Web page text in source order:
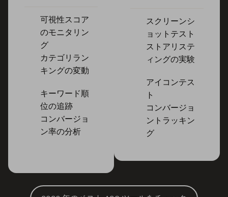
可視性スコア
のモニタリン
グ
カテゴリラン
キングの変動
キーワード順
位の追跡
コンバージョ
ン率の分析
スクリーンシ
ョットテスト
ストアリステ
ィングの実験
アイコンテス
ト
コンバージョ
ントラッキン
グ